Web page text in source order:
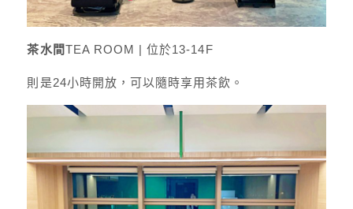
茶水間TEA ROOM | 位於13-14F
則是24小時開放，可以隨時享用茶飲。